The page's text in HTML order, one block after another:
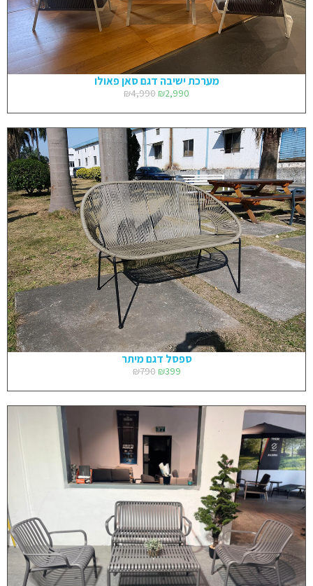
מערכת ישיבה דגם סאן פאולו
₪4,990 ₪2,990
ספסל דגם מיתר
₪790 ₪399